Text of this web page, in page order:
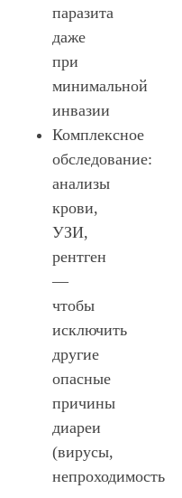
паразита
даже
при
минимальной
инвазии
Комплексное
обследование:
анализы
крови,
УЗИ,
рентген
—
чтобы
исключить
другие
опасные
причины
диареи
(вирусы,
непроходимость